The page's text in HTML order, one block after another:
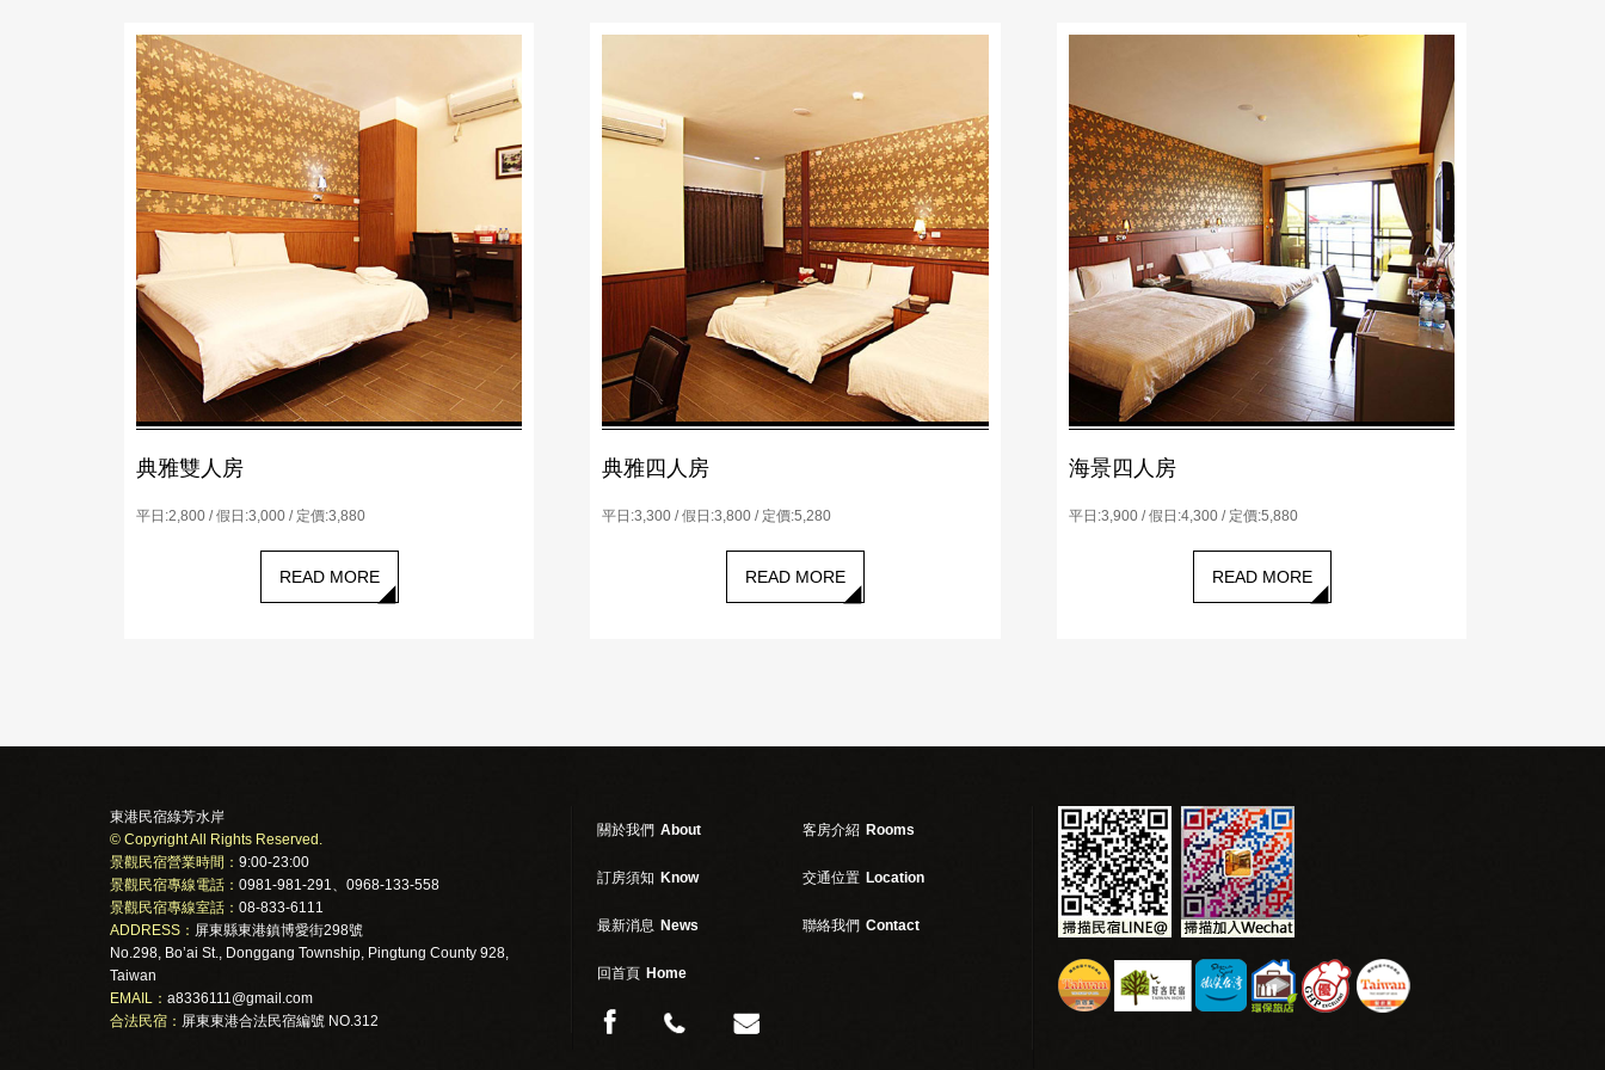
典雅雙人房
平日:2,800 / 假日:3,000 / 定價:3,880
READ MORE
典雅四人房
平日:3,300 / 假日:3,800 / 定價:5,280
READ MORE
海景四人房
平日:3,900 / 假日:4,300 / 定價:5,880
READ MORE
東港民宿綠芳水岸
© Copyright All Rights Reserved.
景觀民宿營業時間： 9:00-23:00
景觀民宿專線電話： 0981-981-291、0968-133-558
景觀民宿專線室話： 08-833-6111
ADDRESS： 屏東縣東港鎮博愛街298號
No.298, Bo’ai St., Donggang Township, Pingtung County 928,
Taiwan
EMAIL： a8336111@gmail.com
合法民宿： 屏東東港合法民宿編號 NO.312
關於我們 About 客房介紹 Rooms
訂房須知 Know 交通位置 Location
最新消息 News 聯絡我們 Contact
回首頁 Home